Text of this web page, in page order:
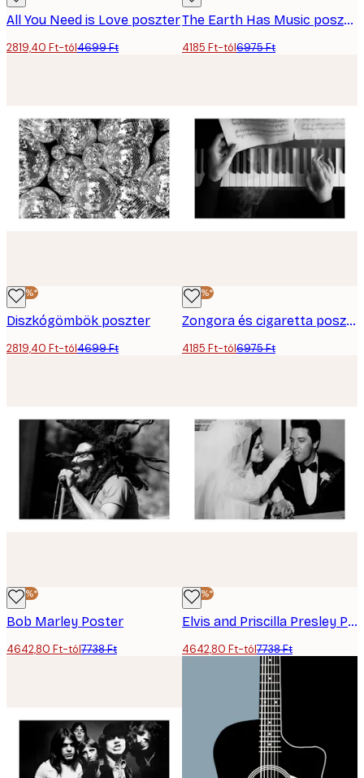
All You Need is Love poszter
2819,40 Ft-tól4699 Ft
The Earth Has Music poszter
4185 Ft-tól6975 Ft
-40%*
Diszkógömbök poszter
2819,40 Ft-tól4699 Ft
-40%*
Zongora és cigaretta poszter
4185 Ft-tól6975 Ft
-40%*
Bob Marley Poster
4642,80 Ft-tól7738 Ft
-40%*
Elvis and Priscilla Presley Poster
4642,80 Ft-tól7738 Ft